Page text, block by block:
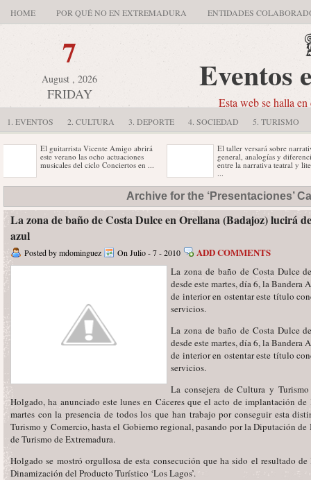
HOME POR QUÉ NO EN EXTREMADURA ENTIDADES
7
August , 2026
FRIDAY Eventos
Esta web se halla
1. EVENTOS 2. CULTURA 3. DEPORTE 4. SOCIEDAD 5. TURISMO
El guitarrista Vicente Amigo abrirá
este verano las ocho actuaciones
musicales del ciclo Conciertos en ...
El taller versará sobre narrativa
general, analogías y diferencias
entre la narrativa teatral y literaria
El II Maratón de Montaña 'Pueblo
de los Artesano', que se celebrará en
Torrejoncillo (Cáceres) ...
Vehículos con más de 25 años de
antigüedad participarán en la 'I
Clásica de Cáceres ...
Archive for the ‘Presentaciones’
La zona de baño de Costa Dulce en Orellana (Badajoz) lucirá
azul
Posted by mdominguez On Julio - 7 - 2010 ADD COMMENTS
La zona de baño de Costa Dulce
desde este martes, día 6, la
de interior en ostentar este título
servicios.
La zona de baño de Costa Dulce
desde este martes, día 6, la
de interior en ostentar este título
servicios.
La consejera de Cultura y
Holgado, ha anunciado este lunes en Cáceres que el acto de implantación
martes con la presencia de todos los que han trabajo por conseguir esta
Turismo y Comercio, hasta el Gobierno regional, pasando por la Diputación
de Turismo de Extremadura.
Holgado se mostró orgullosa de esta consecución que ha sido el resultado
Dinamización del Producto Turístico ‘Los Lagos’.